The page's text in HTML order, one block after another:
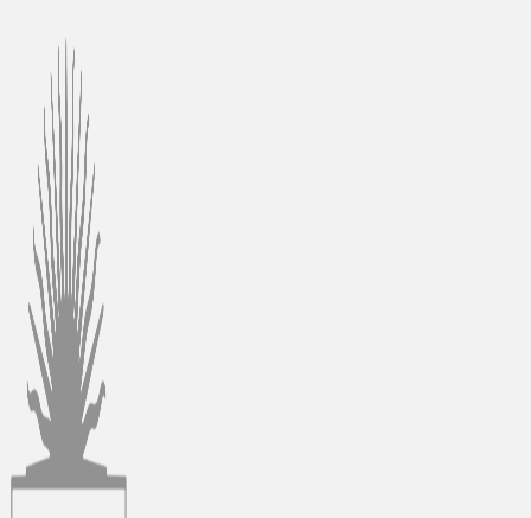
contenido